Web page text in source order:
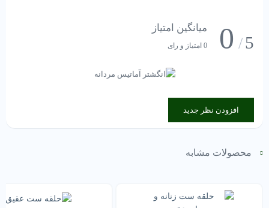
5
/
0 میانگین امتیاز
0 امتیاز و رای
افزودن نظر جدید
محصولات مشابه